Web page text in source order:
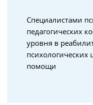
Специалистами
педагогических
уровня в
психологических
помощи